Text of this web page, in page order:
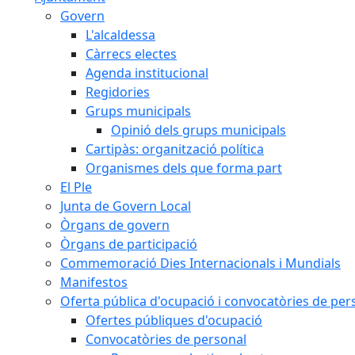
Govern
L'alcaldessa
Càrrecs electes
Agenda institucional
Regidories
Grups municipals
Opinió dels grups municipals
Cartipàs: organització política
Organismes dels que forma part
El Ple
Junta de Govern Local
Òrgans de govern
Òrgans de participació
Commemoració Dies Internacionals i Mundials
Manifestos
Oferta pública d'ocupació i convocatòries de
Ofertes públiques d'ocupació
Convocatòries de personal